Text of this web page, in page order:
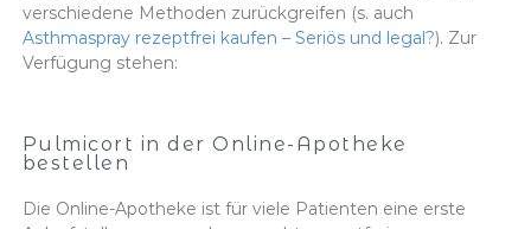
verschiedene Methoden zurückgreifen (s. auch
Asthmaspray rezeptfrei kaufen – Seriös und legal?). Zur
Verfügung stehen:
Pulmicort in der Online-Apotheke
bestellen
Die Online-Apotheke ist für viele Patienten eine erste